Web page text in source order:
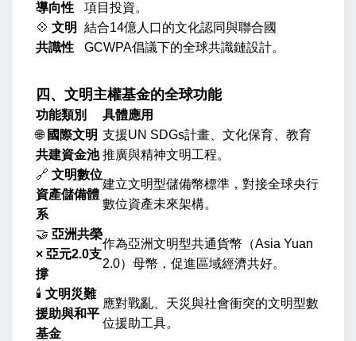
導向性
項目投資。
💠 文明
共識性
結合14億人口的文化認同與聯合國
GCWPA倡議下的全球共識鏈設計。
四、文明主權基金的全球功能
功能類別
具體應用
🌐 國際文明
共建資金池
支援UN SDGs計畫、文化保育、教育
推廣與精神文明工程。
🔗 文明數位
資產儲備體
系
建立文明型儲備幣標準，對接全球央行
數位資產未來架構。
🤝 亞洲共榮
× 亞元2.0支
撐
作為亞洲文明型共通貨幣（Asia Yuan
2.0）母幣，促進區域經濟共好。
🕯️ 文明災難
援助與和平
基金
應對戰亂、天災與社會衝突的文明型數
位援助工具。